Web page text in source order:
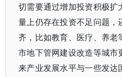
切需要通过增加投资积极扩
量上仍存在投资不足问题
齐，比如教育、医疗、养
市地下管网建设改造等城市
来产业发展水平与一些发